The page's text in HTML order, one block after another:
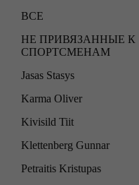
ВСЕ
НЕ ПРИВЯЗАННЫЕ К
СПОРТСМЕНАМ
Jasas Stasys
Karma Oliver
Kivisild Tiit
Klettenberg Gunnar
Petraitis Kristupas